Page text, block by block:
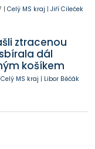
| Celý MS kraj | Jiří Cileček
ztracenou
dál
košíkem
Celý MS kraj | Libor Běčák